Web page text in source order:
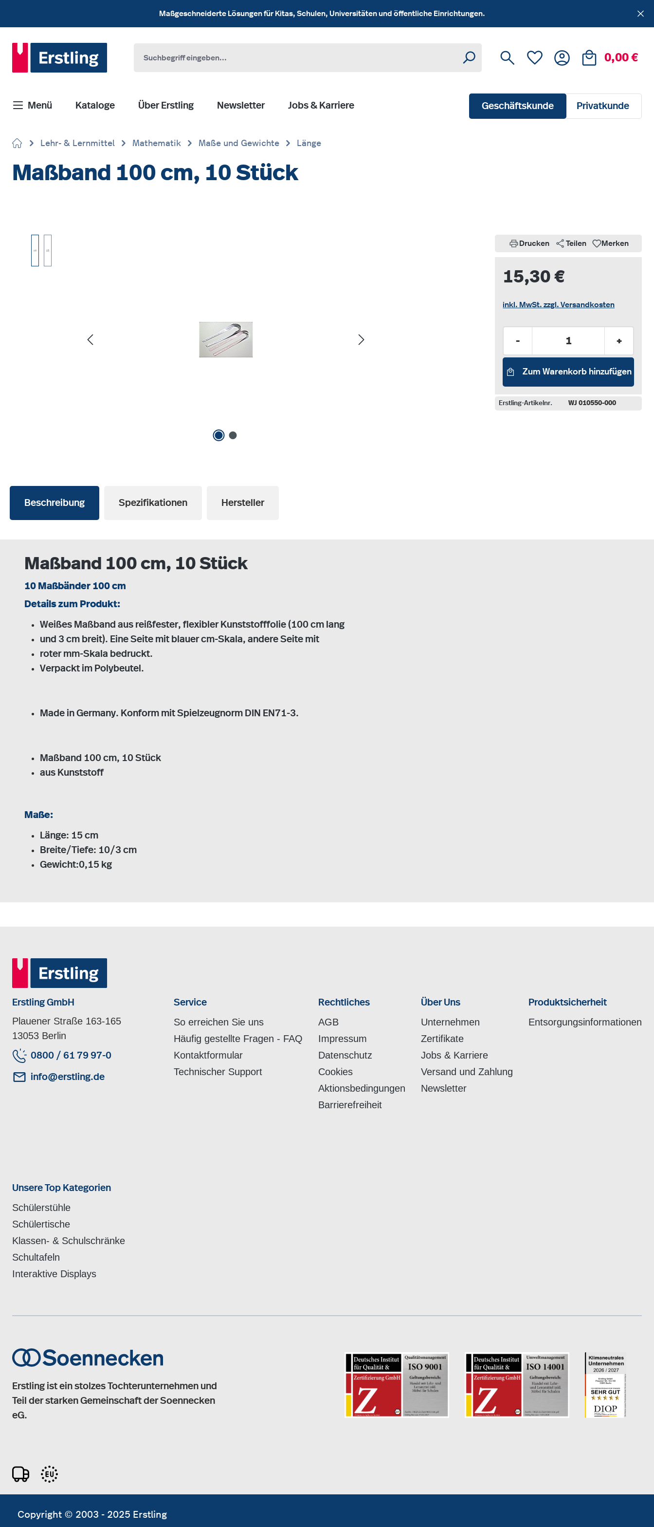
Maßgeschneiderte Lösungen für Kitas, Schulen, Universitäten und öffentliche Einrichtungen.
Du hast 0 Produkte auf dem
0,00 €
Menü Kataloge Über Erstling Newsletter Jobs & Karriere Geschäftskunde Privatkunde
Lehr- & Lernmittel Mathematik Maße und Gewichte Länge
Maßband 100 cm, 10 Stück
Drucken
Teilen Merken
15,30 €
inkl. MwSt. zzgl. Versandkosten
Produkt Anzahl: Gib den
- +
Zum Warenkorb hinzufügen
Erstling-Artikelnr. WJ 010550-000
Beschreibung Spezifikationen Hersteller
Maßband 100 cm, 10 Stück
10 Maßbänder 100 cm
Details zum Produkt:
Weißes Maßband aus reißfester, flexibler Kunststofffolie (100 cm lang
und 3 cm breit). Eine Seite mit blauer cm-Skala, andere Seite mit
roter mm-Skala bedruckt.
Verpackt im Polybeutel.
Made in Germany. Konform mit Spielzeugnorm DIN EN71-3.
Maßband 100 cm, 10 Stück
aus Kunststoff
Maße:
Länge: 15 cm
Breite/Tiefe: 10/3 cm
Gewicht:0,15 kg
Erstling GmbH
Plauener Straße 163-165
13053 Berlin
0800 / 61 79 97-0
info@erstling.de
Service
So erreichen Sie uns
Häufig gestellte Fragen - FAQ
Kontaktformular
Technischer Support
Rechtliches
AGB
Impressum
Datenschutz
Cookies
Aktionsbedingungen
Barrierefreiheit
Über Uns
Unternehmen
Zertifikate
Jobs & Karriere
Versand und Zahlung
Newsletter
Produktsicherheit
Entsorgungsinformationen
Unsere Top Kategorien
Schülerstühle
Schülertische
Klassen- & Schulschränke
Schultafeln
Interaktive Displays
Erstling ist ein stolzes Tochterunternehmen und
Teil der starken Gemeinschaft der Soennecken
eG.
Copyright © 2003 - 2025 Erstling